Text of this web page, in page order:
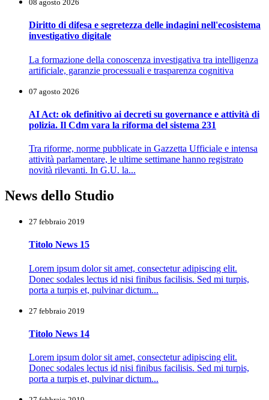
08 agosto 2026
Diritto di difesa e segretezza delle indagini nell'ecosistema
investigativo digitale
La formazione della conoscenza investigativa tra intelligenza
artificiale, garanzie processuali e trasparenza cognitiva
07 agosto 2026
AI Act: ok definitivo ai decreti su governance e attività di
polizia. Il Cdm vara la riforma del sistema 231
Tra riforme, norme pubblicate in Gazzetta Ufficiale e intensa
attività parlamentare, le ultime settimane hanno registrato
novità rilevanti. In G.U. la...
News dello Studio
27 febbraio 2019
Titolo News 15
Lorem ipsum dolor sit amet, consectetur adipiscing elit.
Donec sodales lectus id nisi finibus facilisis. Sed mi turpis,
porta a turpis et, pulvinar dictum...
27 febbraio 2019
Titolo News 14
Lorem ipsum dolor sit amet, consectetur adipiscing elit.
Donec sodales lectus id nisi finibus facilisis. Sed mi turpis,
porta a turpis et, pulvinar dictum...